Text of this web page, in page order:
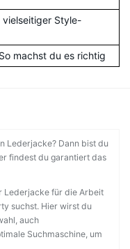
vielseitiger Style-
machst du es richtig
Lederjacke? Dann bist du
findest du garantiert das
Lederjacke für die Arbeit
suchst. Hier wirst du
auch
Suchmaschine, um